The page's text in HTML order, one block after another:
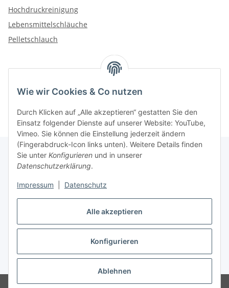
Alle akzeptieren
Konfigurieren
Ablehnen
Wie wir Cookies & Co nutzen
Durch Klicken auf „Alle akzeptieren“ gestatten Sie den
Einsatz folgender Dienste auf unserer Website: YouTube,
Vimeo. Sie können die Einstellung jederzeit ändern
(Fingerabdruck-Icon links unten). Weitere Details finden
Sie unter Konfigurieren und in unserer
Datenschutzerklärung.
Impressum Datenschutz
Hochdruckreinigung
Lebensmittelschläuche
Pelletschlauch
Kategorien
Gesetzliche Informationen
Vertrag widerrufen
* Alle Preise inkl. gesetzlicher USt., zzgl.Versand